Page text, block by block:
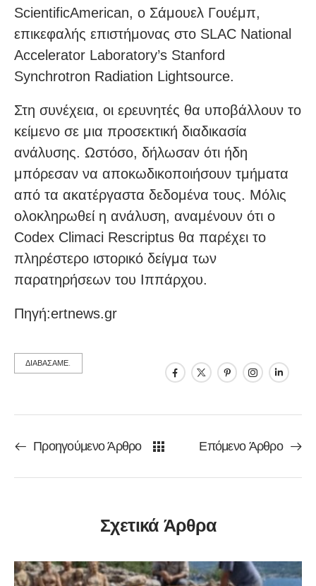
ScientificAmerican, ο Σάμουελ Γουέμπ,
επικεφαλής επιστήμονας στο SLAC National
Accelerator Laboratory’s Stanford
Synchrotron Radiation Lightsource.
Στη συνέχεια, οι ερευνητές θα υποβάλλουν το
κείμενο σε μια προσεκτική διαδικασία
ανάλυσης. Ωστόσο, δήλωσαν ότι ήδη
μπόρεσαν να αποκωδικοποιήσουν τμήματα
από τα ακατέργαστα δεδομένα τους. Μόλις
ολοκληρωθεί η ανάλυση, αναμένουν ότι ο
Codex Climaci Rescriptus θα παρέχει το
πληρέστερο ιστορικό δείγμα των
παρατηρήσεων του Ιππάρχου.
Πηγή:ertnews.gr
ΔΙΑΒΑΣΑΜΕ.
Προηγούμενο Άρθρο Επόμενο Άρθρο
Σχετικά Άρθρα